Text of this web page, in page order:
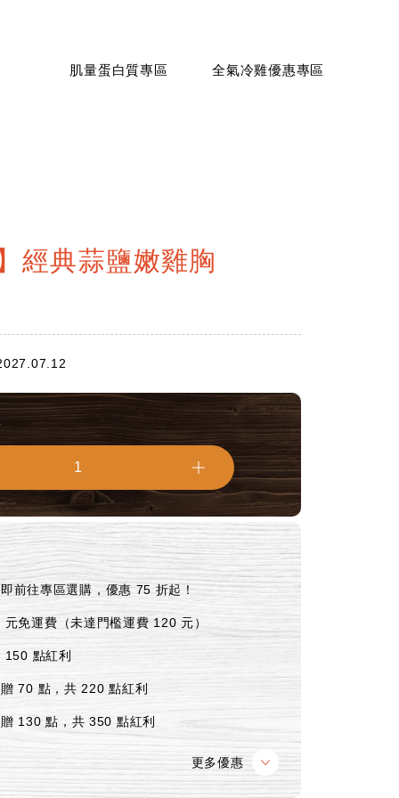
肌量蛋白質專區 全氣冷雞優惠專區
經典蒜鹽嫩雞胸
1
前往專區選購，優惠 75 折起！
免運費（未達門檻運費 120 元）
點紅利
70 點，共 220 點紅利
130 點，共 350 點紅利
更多優惠